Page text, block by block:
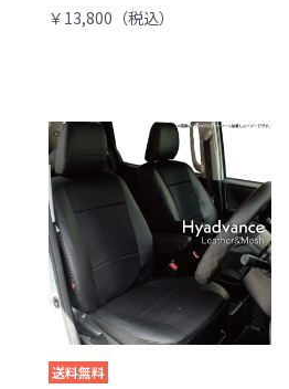
￥13,800（税込）
送料無料